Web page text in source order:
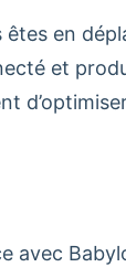
êtes en
et
avec